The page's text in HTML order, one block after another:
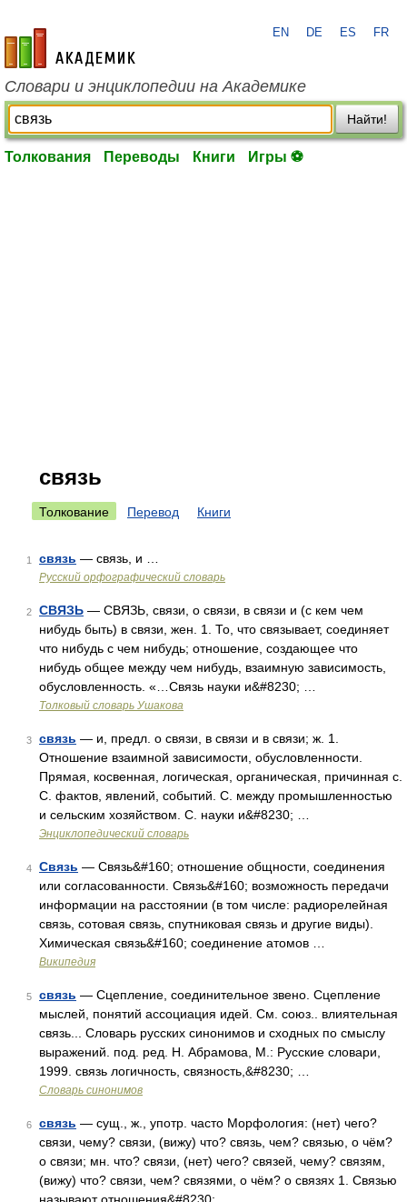
academic.ru
EN DE ES FR
Словари и энциклопедии на Академике
Найти!
Толкования Переводы Книги Игры ⚽
связь
Толкование Перевод Книги
1 связь — связь, и …
Русский орфографический словарь
2 СВЯЗЬ — СВЯЗЬ, связи, о связи, в связи и (с кем чем
нибудь быть) в связи, жен. 1. То, что связывает, соединяет
что нибудь с чем нибудь; отношение, создающее что
нибудь общее между чем нибудь, взаимную зависимость,
обусловленность. «…Связь науки и&#8230; …
Толковый словарь Ушакова
3 связь — и, предл. о связи, в связи и в связи; ж. 1.
Отношение взаимной зависимости, обусловленности.
Прямая, косвенная, логическая, органическая, причинная с.
С. фактов, явлений, событий. С. между промышленностью
и сельским хозяйством. С. науки и&#8230; …
Энциклопедический словарь
4 Связь — Связь&#160; отношение общности, соединения
или согласованности. Связь&#160; возможность передачи
информации на расстоянии (в том числе: радиорелейная
связь, сотовая связь, спутниковая связь и другие виды).
Химическая связь&#160; соединение атомов …
Википедия
5 связь — Сцепление, соединительное звено. Сцепление
мыслей, понятий ассоциация идей. См. союз.. влиятельная
связь... Словарь русских синонимов и сходных по смыслу
выражений. под. ред. Н. Абрамова, М.: Русские словари,
1999. связь логичность, связность,&#8230; …
Словарь синонимов
6 связь — сущ., ж., употр. часто Морфология: (нет) чего?
связи, чему? связи, (вижу) что? связь, чем? связью, о чём?
о связи; мн. что? связи, (нет) чего? связей, чему? связям,
(вижу) что? связи, чем? связями, о чём? о связях 1. Связью